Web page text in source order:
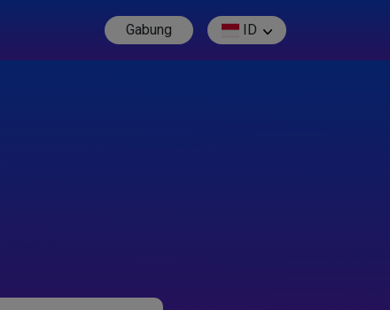
Gabung ID